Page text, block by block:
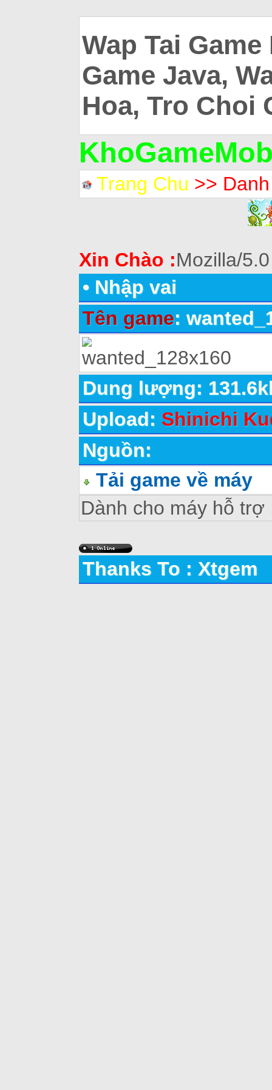
Wap Tai
Game Java,
Hoa, Tro Choi
Trang Chu >>
Xin Chào :Mozilla/5.0
• Nhập vai
Tên game:
Dung lượng:
Upload: Shinichi
Nguồn:
Tải game về máy
Dành cho máy hỗ trợ
Thanks To : Xtgem